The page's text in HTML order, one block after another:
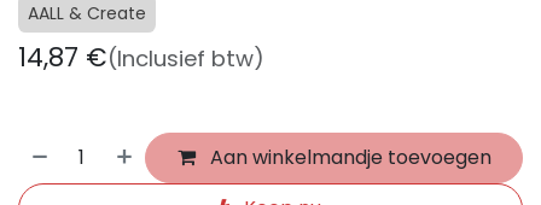
AALL & Create
14,87 €(Inclusief btw)
Aan winkelmandje toevoegen